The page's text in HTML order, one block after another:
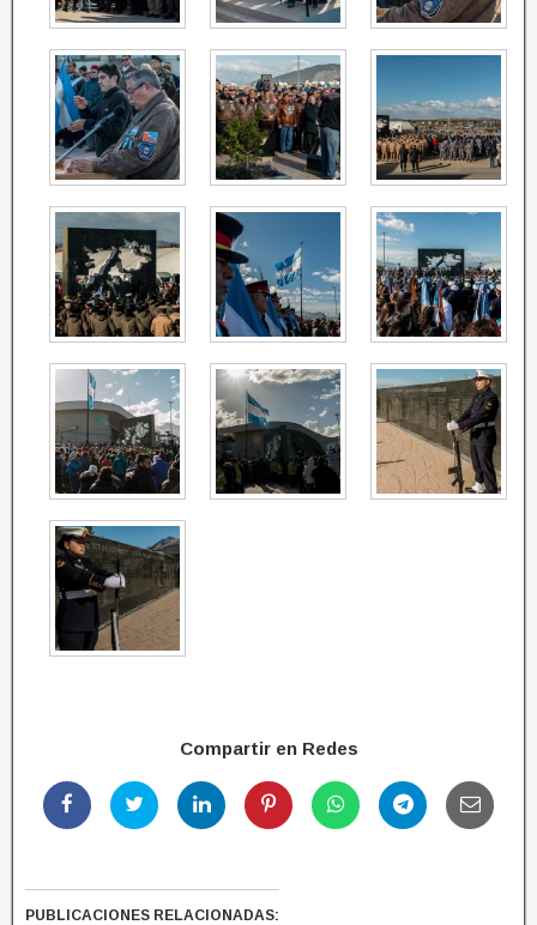
Compartir en Redes
PUBLICACIONES RELACIONADAS: